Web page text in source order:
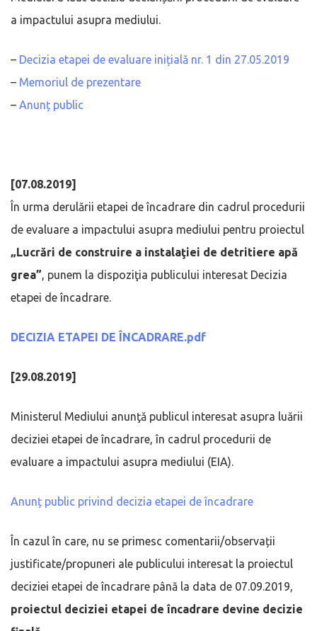
a impactului asupra mediului.
– Decizia etapei de evaluare inițială nr. 1 din 27.05.2019
– Memoriul de prezentare
– Anunț public
[07.08.2019]
În urma derulării etapei de încadrare din cadrul procedurii
de evaluare a impactului asupra mediului pentru proiectul
„Lucrări de construire a instalaţiei de detritiere apă
grea”, punem la dispoziţia publicului interesat Decizia
etapei de încadrare.
DECIZIA ETAPEI DE ÎNCADRARE.pdf
[29.08.2019]
Ministerul Mediului anunţă publicul interesat asupra luării
deciziei etapei de încadrare, în cadrul procedurii de
evaluare a impactului asupra mediului (EIA).
Anunț public privind decizia etapei de încadrare
În cazul în care, nu se primesc comentarii/observații
justificate/propuneri ale publicului interesat la proiectul
deciziei etapei de încadrare până la data de 07.09.2019,
proiectul deciziei etapei de încadrare devine decizie